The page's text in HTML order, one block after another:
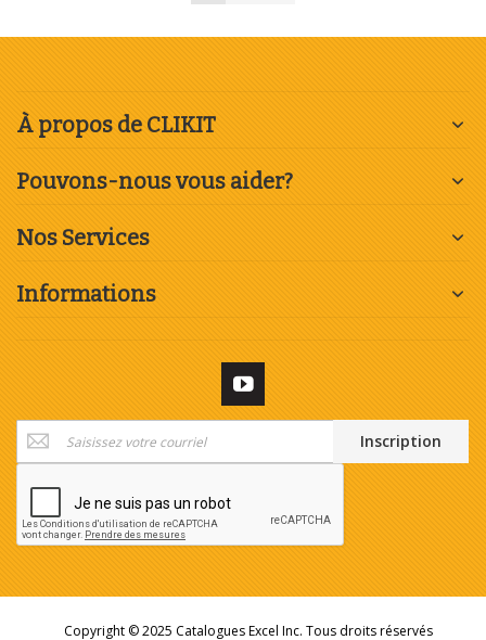
À propos de CLIKIT
Pouvons-nous vous aider?
Nos Services
Informations
Inscription
notre
newsletter
Inscription
Copyright © 2025 Catalogues Excel Inc. Tous droits réservés